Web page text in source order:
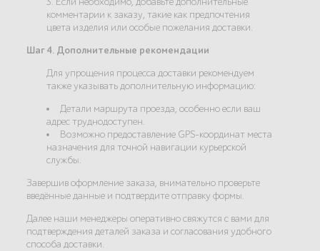
комментарии к заказу, такие как предпочтения
цвета изделия или особые пожелания доставки.
Шаг 4. Дополнительные рекомендации
Для упрощения процесса доставки рекомендуем
также указывать дополнительную информацию:
Детали маршрута проезда, особенно если ваш
адрес труднодоступен.
Возможно предоставление GPS-координат места
назначения для точной навигации курьерской
службы.
Завершив оформление заказа, внимательно проверьте
введённые данные и подтвердите отправку формы.
Далее наши менеджеры оперативно свяжутся с вами для
подтверждения деталей заказа и согласования удобного
способа доставки.